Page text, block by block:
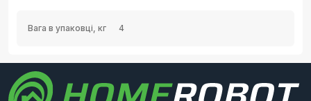
Вага в упаковці, кг 4